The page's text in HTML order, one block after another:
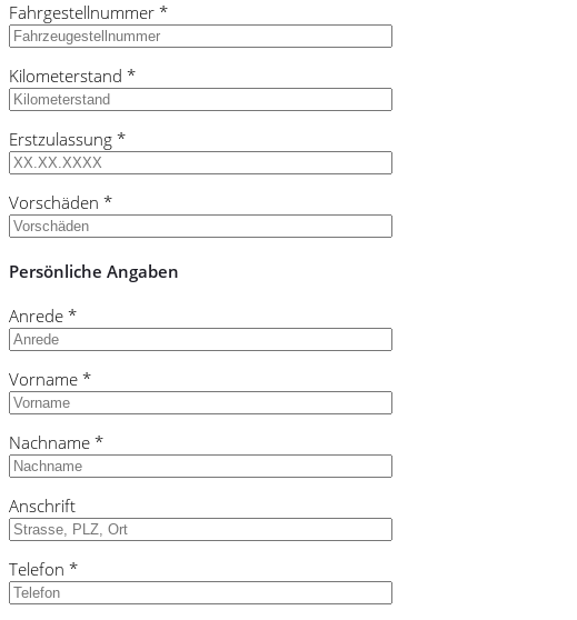
Fahrgestellnummer *
Kilometerstand *
Erstzulassung *
Vorschäden *
Persönliche Angaben
Anrede *
Vorname *
Nachname *
Anschrift
Telefon *